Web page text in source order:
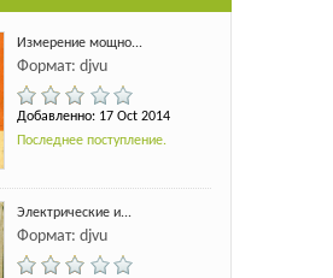
Измерение мощно...
Формат: djvu
Добавленно: 17 Oct 2014
Последнее поступление.
Электрические и...
Формат: djvu